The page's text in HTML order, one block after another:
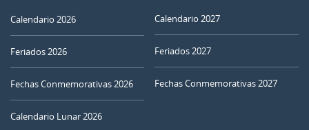
Calendario 2026
Feriados 2026
Fechas Conmemorativas 2026
Calendario Lunar 2026
Calendario 2027
Feriados 2027
Fechas Conmemorativas 2027